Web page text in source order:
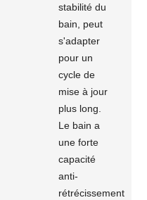
stabilité du
bain, peut
s'adapter
pour un
cycle de
mise à jour
plus long.
Le bain a
une forte
capacité
anti-
rétrécissement